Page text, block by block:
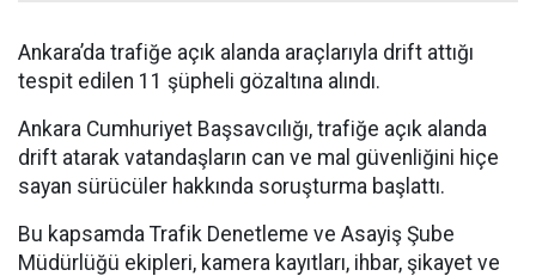
Ankara’da trafiğe açık alanda araçlarıyla drift attığı
tespit edilen 11 şüpheli gözaltına alındı.
Ankara Cumhuriyet Başsavcılığı, trafiğe açık alanda
drift atarak vatandaşların can ve mal güvenliğini hiçe
sayan sürücüler hakkında soruşturma başlattı.
Bu kapsamda Trafik Denetleme ve Asayiş Şube
Müdürlüğü ekipleri, kamera kayıtları, ihbar, şikayet ve